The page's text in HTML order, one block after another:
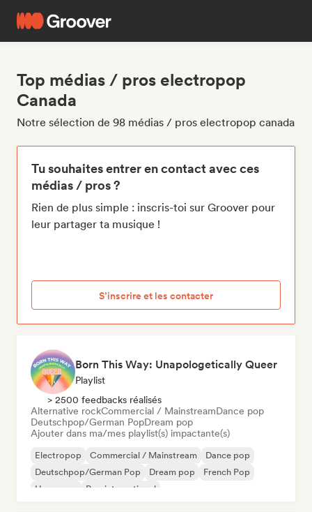
Top médias / pros electropop
Canada
Notre sélection de 98 médias / pros electropop canada
Tu souhaites entrer en contact avec ces
médias / pros ?
Rien de plus simple : inscris-toi sur Groover pour
leur partager ta musique !
S’inscrire et les contacter
Born This Way: Unapologetically Queer
Playlist
> 2500 feedbacks réalisés
Alternative rockCommercial / MainstreamDance pop
Deutschpop/German PopDream pop
Ajouter dans ma/mes playlist(s) impactante(s)
Electropop Commercial / Mainstream
Dance pop
Deutschpop/German Pop
Dream pop
French Pop
Hyperpop
Pop international